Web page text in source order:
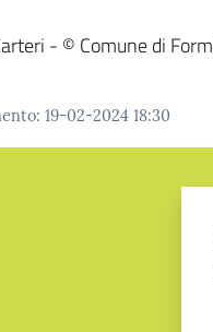
- © Comune di
: 19-02-2024 18:30